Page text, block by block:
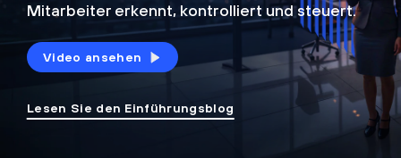
Mitarbeiter erkennt, kontrolliert undsteuert.
Video ansehen
Lesen Sie den Einführungsblog